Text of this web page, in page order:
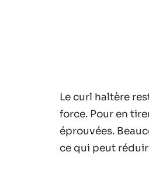
Le curl haltère
force. Pour en
éprouvées.
ce qui peut